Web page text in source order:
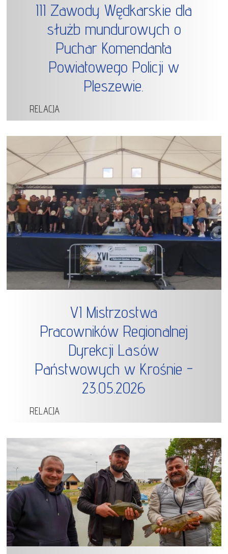
III Zawody Wędkarskie dla
służb mundurowych o
Puchar Komendanta
Powiatowego Policji w
Pleszewie.
RELACJA
VI Mistrzostwa
Pracowników Regionalnej
Dyrekcji Lasów
Państwowych w Krośnie -
23.05.2026
RELACJA